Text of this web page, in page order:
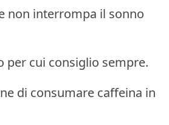
non interrompa il sonno
per cui consiglio sempre.
di consumare caffeina in